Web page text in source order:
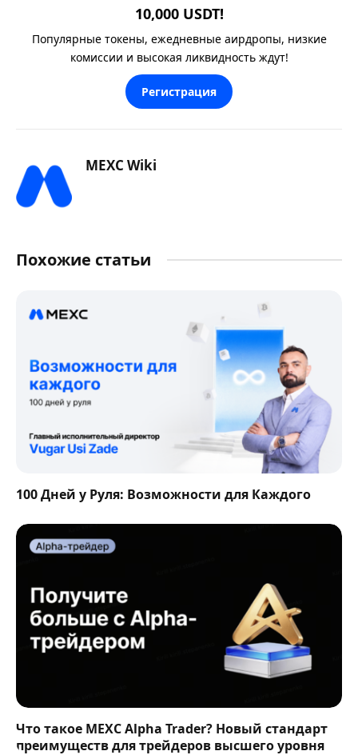
10,000 USDT!
Популярные токены, ежедневные аирдропы, низкие
комиссии и высокая ликвидность ждут!
Регистрация
MEXC Wiki
Похожие статьи
100 Дней у Руля: Возможности для Каждого
Что такое MEXC Alpha Trader? Новый стандарт
преимуществ для трейдеров высшего уровня